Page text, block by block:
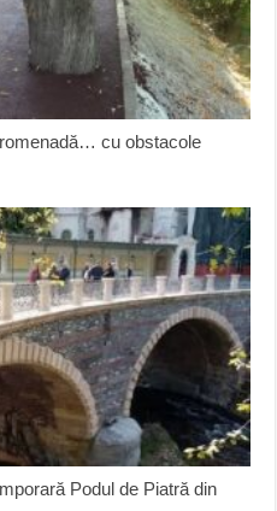
cu obstacole
Podul de Piatră din